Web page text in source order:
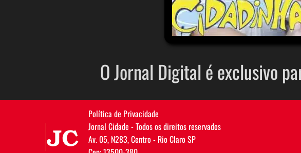
O Jornal Digital é exclusivo
JC
Política de Privacidade
Jornal Cidade - Todos os direitos reservados
Av. 05, N283, Centro - Rio Claro SP